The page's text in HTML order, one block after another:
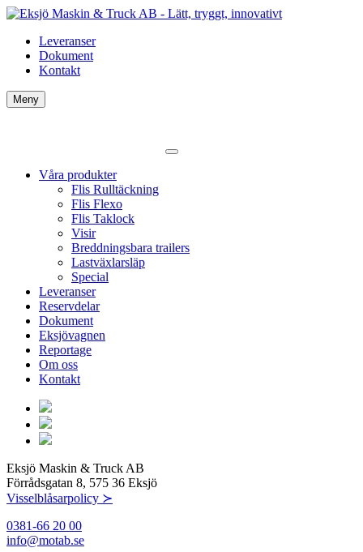
Leveranser
Dokument
Kontakt
Meny
Våra produkter
Flis Rulltäckning
Flis Flexo
Flis Taklock
Visir
Breddningsbara trailers
Lastväxlarsläp
Special
Leveranser
Reservdelar
Dokument
Eksjövagnen
Reportage
Om oss
Kontakt
Eksjö Maskin & Truck AB
Förrådsgatan 8, 575 36 Eksjö
Visselblåsarpolicy ≻
0381-66 20 00
info@motab.se